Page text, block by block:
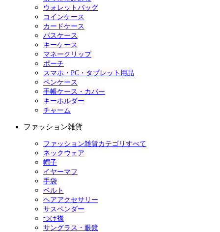
ウォレットバッグ
コインケース
カードケース
パスケース
キーケース
マネークリップ
ポーチ
スマホ・PC・タブレット用品
ペンケース
手帳ケース・カバー
キーホルダー
チャーム
ファッション雑貨
ファッション雑貨カテゴリすべて
ネックウェア
帽子
イヤーマフ
手袋
ベルト
ヘアアクセサリー
サスペンダー
つけ襟
サングラス・眼鏡